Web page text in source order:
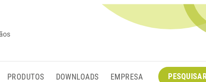
PRODUTOS DOWNLOADS EMPRESA